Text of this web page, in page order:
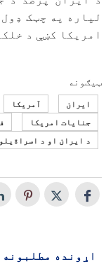
لپاره په چټک
امریکا کښې د
ټیګونه
ایران آمریکا
جنایات امریکا
د ایران او د
اړونده مطلبونه